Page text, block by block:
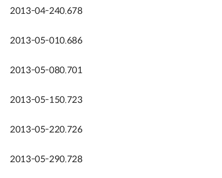
2013-04-240.678
2013-05-010.686
2013-05-080.701
2013-05-150.723
2013-05-220.726
2013-05-290.728